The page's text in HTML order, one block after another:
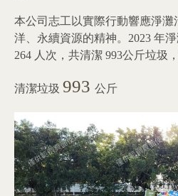
本公司志工以實際行動響應淨
洋、永續資源的精神。2023 年
264 人次，共清潔 993公斤垃圾
清潔垃圾 993 公斤